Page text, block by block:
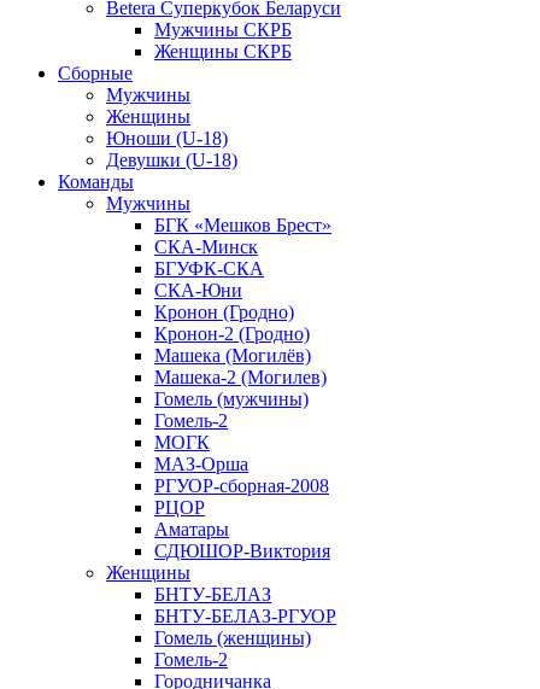
Betera Суперкубок Беларуси
Мужчины СКРБ
Женщины СКРБ
Сборные
Мужчины
Женщины
Юноши (U-18)
Девушки (U-18)
Команды
Мужчины
БГК «Мешков Брест»
СКА-Минск
БГУФК-СКА
СКА-Юни
Кронон (Гродно)
Кронон-2 (Гродно)
Машека (Могилёв)
Машека-2 (Могилев)
Гомель (мужчины)
Гомель-2
МОГК
МАЗ-Орша
РГУОР-сборная-2008
РЦОР
Аматары
СДЮШОР-Виктория
Женщины
БНТУ-БЕЛАЗ
БНТУ-БЕЛАЗ-РГУОР
Гомель (женщины)
Гомель-2
Городничанка